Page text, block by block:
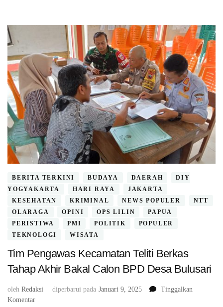
BERITA TERKINI BUDAYA DAERAH
DIY
YOGYAKARTA
HARI RAYA
JAKARTA
KESEHATAN
KRIMINAL NEWS POPULER
NTT
OLARAGA
OPINI OPS LILIN
PAPUA
PERISTIWA
PMI POLITIK
POPULER
TEKNOLOGI
WISATA
Tim Pengawas Kecamatan Teliti Berkas
Tahap Akhir Bakal Calon BPD Desa Bulusari
oleh Redaksi diperbarui pada Januari 9, 2025
Tinggalkan
Komentarpada